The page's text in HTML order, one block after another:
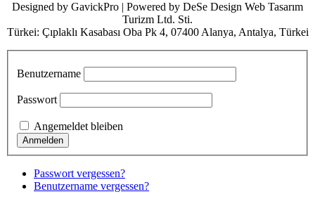
Designed by GavickPro | Powered by DeSe Design Web Tasarım
Turizm Ltd. Sti.
Türkei: Çıplaklı Kasabası Oba Pk 4, 07400 Alanya, Antalya, Türkei
Benutzername
Passwort
Angemeldet bleiben
Passwort vergessen?
Benutzername vergessen?